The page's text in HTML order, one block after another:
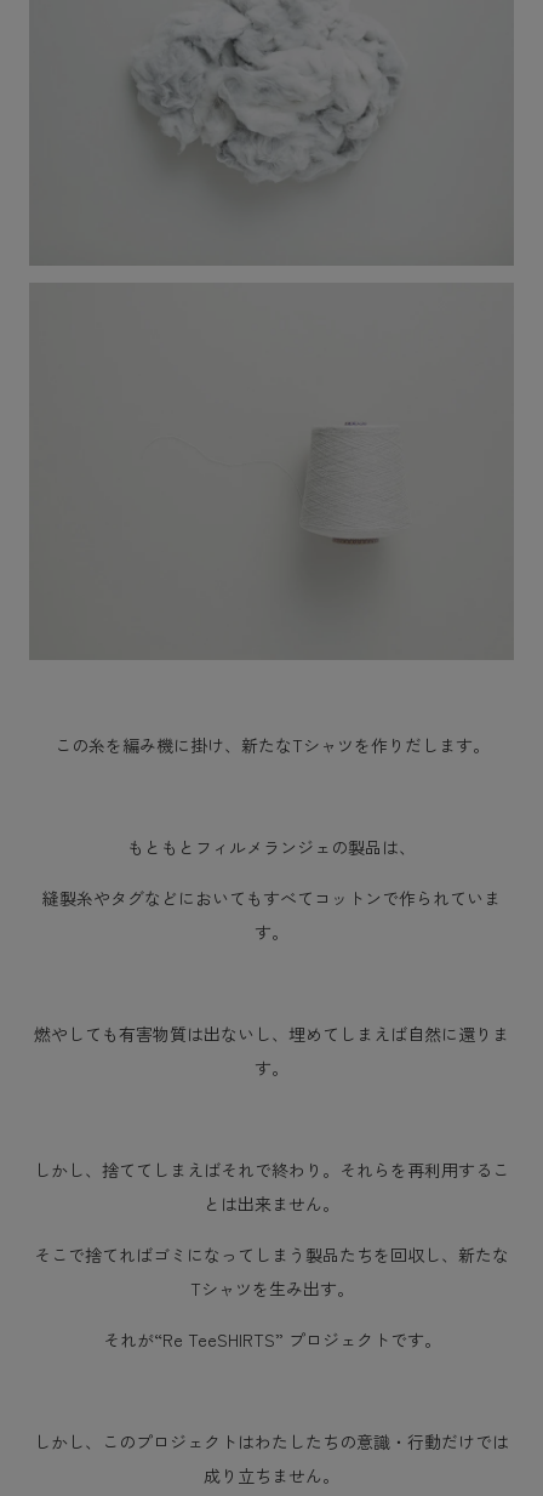
この糸を編み機に掛け、新たなTシャツを作りだします。
もともとフィルメランジェの製品は、
縫製糸やタグなどにおいてもすべてコットンで作られていま
す。
燃やしても有害物質は出ないし、埋めてしまえば自然に還りま
す。
しかし、捨ててしまえばそれで終わり。それらを再利用するこ
とは出来ません。
そこで捨てればゴミになってしまう製品たちを回収し、新たな
Tシャツを生み出す。
それが“Re TeeSHIRTS” プロジェクトです。
しかし、このプロジェクトはわたしたちの意識・行動だけでは
成り立ちません。